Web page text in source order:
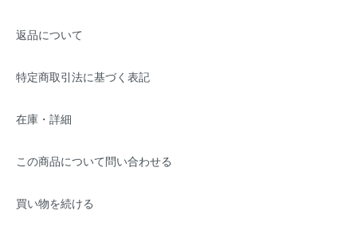
返品について
特定商取引法に基づく表記
在庫・詳細
この商品について問い合わせる
買い物を続ける